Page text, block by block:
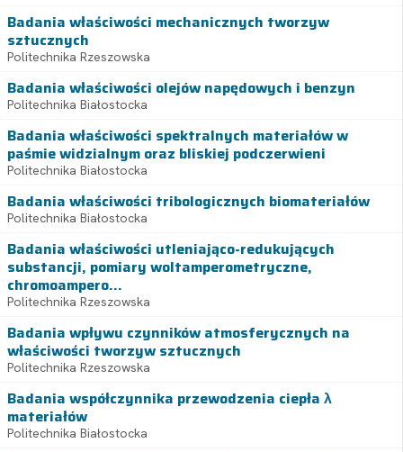
Badania właściwości mechanicznych tworzyw
sztucznych
Politechnika Rzeszowska
Badania właściwości olejów napędowych i benzyn
Politechnika Białostocka
Badania właściwości spektralnych materiałów w
paśmie widzialnym oraz bliskiej podczerwieni
Politechnika Białostocka
Badania właściwości tribologicznych biomateriałów
Politechnika Białostocka
Badania właściwości utleniająco-redukujących
substancji, pomiary woltamperometryczne,
chromoampero...
Politechnika Rzeszowska
Badania wpływu czynników atmosferycznych na
właściwości tworzyw sztucznych
Politechnika Rzeszowska
Badania współczynnika przewodzenia ciepła λ
materiałów
Politechnika Białostocka